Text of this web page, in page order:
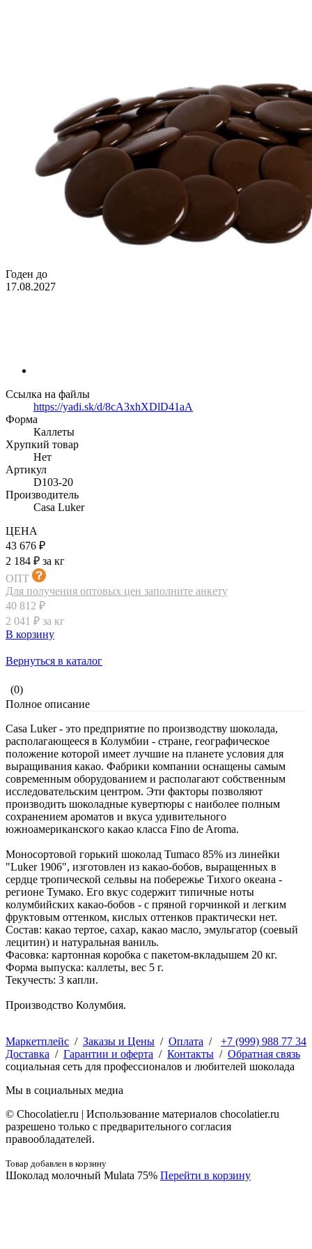
Годен до
17.08.2027
Ссылка на файлы
https://yadi.sk/d/8cA3xhXDlD41aA
Форма
Каллеты
Хрупкий товар
Нет
Артикул
D103-20
Производитель
Casa Luker
ЦЕНА
43 676 ₽
2 184 ₽ за кг
ОПТ
Для получения оптовых цен заполните анкету
40 812 ₽
2 041 ₽ за кг
В корзину
Вернуться в каталог
(0)
Полное описание
Casa Luker - это предприятие по производству шоколада,
располагающееся в Колумбии - стране, географическое
положение которой имеет лучшие на планете условия для
выращивания какао. Фабрики компании оснащены самым
современным оборудованием и располагают собственным
исследовательским центром. Эти факторы позволяют
производить шоколадные кувертюры с наиболее полным
сохранением ароматов и вкуса удивительного
южноамериканского какао класса Fino de Aroma.
Моносортовой горький шоколад Tumaco 85% из линейки
"Luker 1906", изготовлен из какао-бобов, выращенных в
сердце тропической сельвы на побережье Тихого океана -
регионе Тумако. Его вкус содержит типичные ноты
колумбийских какао-бобов - с пряной горчинкой и легким
фруктовым оттенком, кислых оттенков практически нет.
Состав: какао тертое, сахар, какао масло, эмульгатор (соевый
лецитин) и натуральная ваниль.
Фасовка: картонная коробка с пакетом-вкладышем 20 кг.
Форма выпуска: каллеты, вес 5 г.
Текучесть: 3 капли.
Производство Колумбия.
+7 (999) 988 77 34
Маркетплейс / Заказы и Цены / Оплата /
Доставка / Гарантии и оферта / Контакты / Обратная связь
социальная сеть для профессионалов и любителей шоколада
Мы в социальных медиа
© Сhocolatier.ru | Использование материалов chocolatier.ru
разрешено только с предварительного согласия
правообладателей.
Товар добавлен в корзину
Шоколад молочный Mulata 75% Перейти в корзину